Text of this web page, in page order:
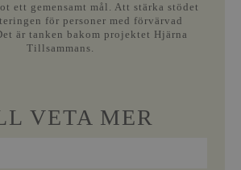
ett gemensamt mål. Att stärka stödet
för personer med förvärvad
är tanken bakom projektet Hjärna
Tillsammans.
VETA MER